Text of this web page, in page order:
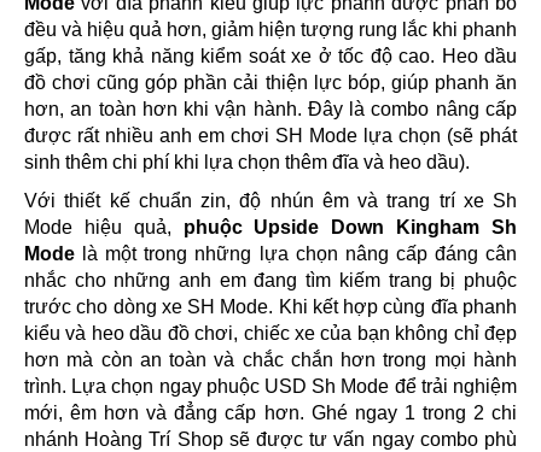
đều và hiệu quả hơn, giảm hiện tượng rung lắc khi phanh
gấp, tăng khả năng kiểm soát xe ở tốc độ cao. Heo dầu
đồ chơi cũng góp phần cải thiện lực bóp, giúp phanh ăn
hơn, an toàn hơn khi vận hành. Đây là combo nâng cấp
được rất nhiều anh em chơi SH Mode lựa chọn (sẽ phát
sinh thêm chi phí khi lựa chọn thêm đĩa và heo dầu).
Với thiết kế chuẩn zin, độ nhún êm và trang trí xe Sh
Mode hiệu quả, phuộc Upside Down Kingham Sh
Mode là một trong những lựa chọn nâng cấp đáng cân
nhắc cho những anh em đang tìm kiếm trang bị phuộc
trước cho dòng xe SH Mode. Khi kết hợp cùng đĩa phanh
kiểu và heo dầu đồ chơi, chiếc xe của bạn không chỉ đẹp
hơn mà còn an toàn và chắc chắn hơn trong mọi hành
trình. Lựa chọn ngay phuộc USD Sh Mode để trải nghiệm
mới, êm hơn và đẳng cấp hơn. Ghé ngay 1 trong 2 chi
nhánh Hoàng Trí Shop sẽ được tư vấn ngay combo phù